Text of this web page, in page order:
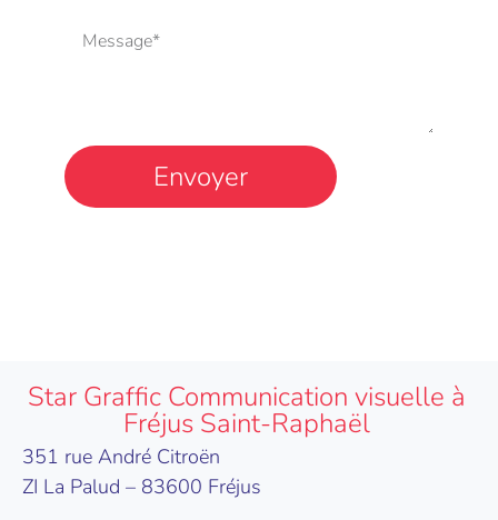
Envoyer
Star Graffic Communication visuelle à
Fréjus Saint-Raphaël
351 rue André Citroën
ZI La Palud – 83600 Fréjus